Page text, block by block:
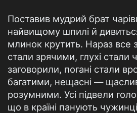
Поставив мудрий брат
найвищому шпилі й
млинок крутить. Нараз все
стали зрячими, глухі стали
заговорили, погані стали
багатими, нещасні —
розумними. Усі підвели
що в країні панують